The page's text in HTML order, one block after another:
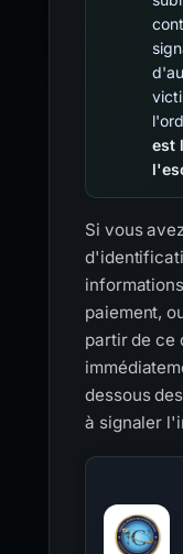
est
Si vous
paiement,
partir de ce
dessous
à signaler